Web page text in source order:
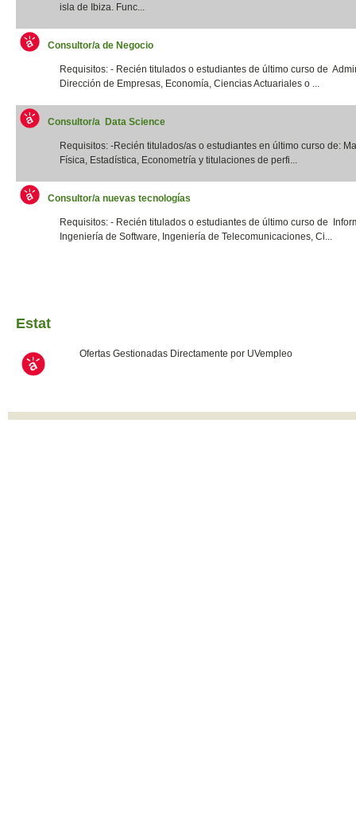
isla de Ibiza. Func...
Consultor/a de Negocio
Requisitos: - Recién titulados o estudiantes de último curso de
Dirección de Empresas, Economía, Ciencias Actuariales o ...
Consultor/a Data Science
Requisitos: -Recién titulados/as o estudiantes en último curso de:
Física, Estadística, Econometría y titulaciones de perfi...
Consultor/a nuevas tecnologías
Requisitos: - Recién titulados o estudiantes de último curso de
Ingeniería de Software, Ingeniería de Telecomunicaciones, Ci...
Estat
Ofertas Gestionadas Directamente por UVempleo